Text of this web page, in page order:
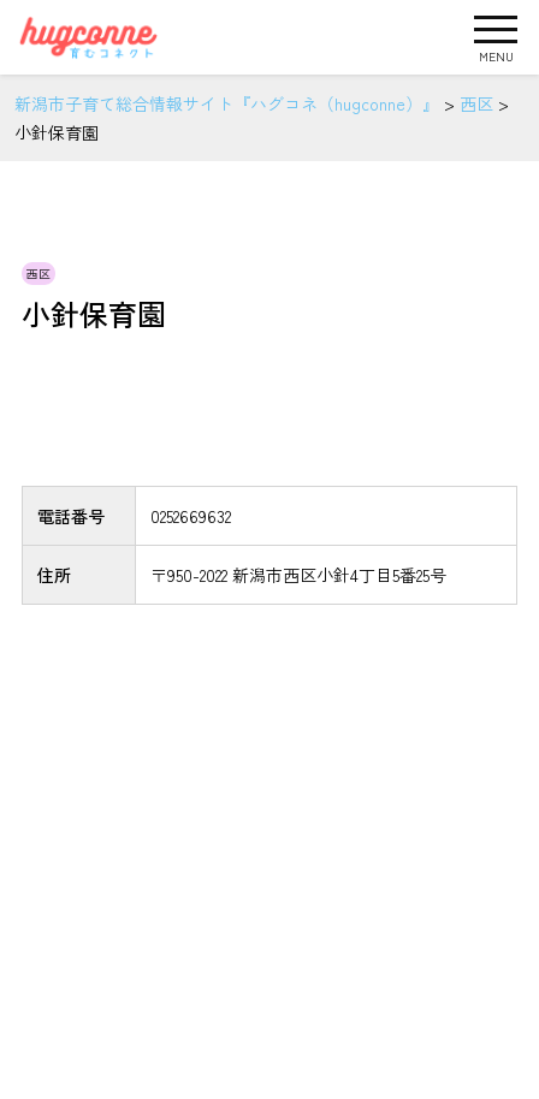
MENU
新潟市子育て総合情報サイト『ハグコネ（hugconne）』 > 西区 >
小針保育園
西区
小針保育園
電話番号 0252669632
住所 〒950-2022 新潟市西区小針4丁目5番25号